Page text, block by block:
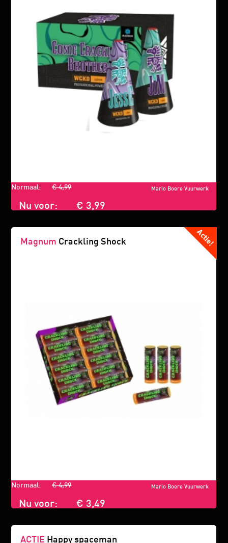
Mario Boere Vuurwerk
Normaal: € 4,99
Nu voor: € 3,99
Magnum Crackling Shock
Mario Boere Vuurwerk
Normaal: € 4,99
Nu voor: € 3,49
ACTIE Happy spaceman